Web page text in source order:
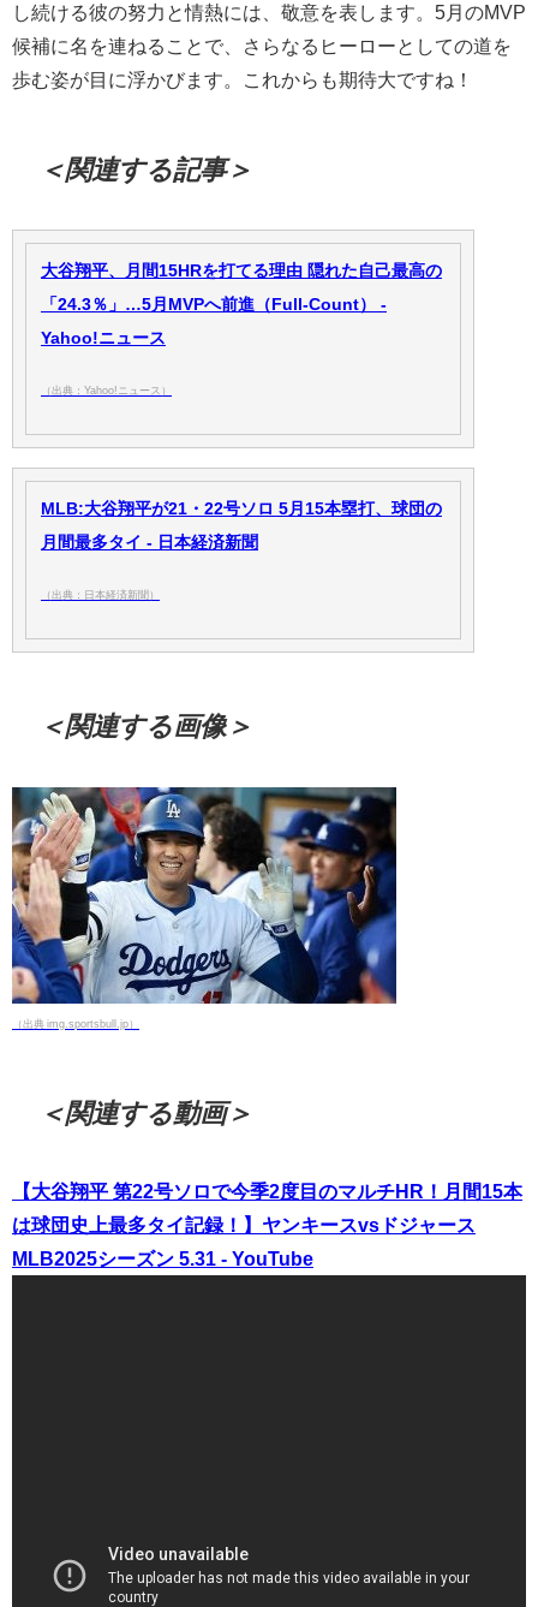
し続ける彼の努力と情熱には、敬意を表します。5月のMVP
候補に名を連ねることで、さらなるヒーローとしての道を
歩む姿が目に浮かびます。これからも期待大ですね！
＜関連する記事＞
大谷翔平、月間15HRを打てる理由 隠れた自己最高の
「24.3％」…5月MVPへ前進（Full-Count） -
Yahoo!ニュース
（出典：Yahoo!ニュース）
MLB:大谷翔平が21・22号ソロ 5月15本塁打、球団の
月間最多タイ - 日本経済新聞
（出典：日本経済新聞）
＜関連する画像＞
（出典 img.sportsbull.jp）
＜関連する動画＞
【大谷翔平 第22号ソロで今季2度目のマルチHR！月間15本
は球団史上最多タイ記録！】ヤンキースvsドジャース
MLB2025シーズン 5.31 - YouTube